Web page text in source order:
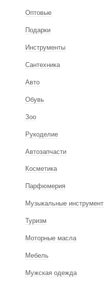
Оптовые
Подарки
Инструменты
Сантехника
Авто
Обувь
Зоо
Рукоделие
Автозапчасти
Косметика
Парфюмерия
Музыкальные
Туризм
Моторные масла
Мебель
Мужская одежда